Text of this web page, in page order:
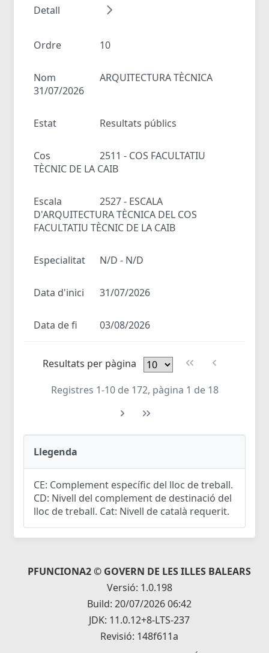
Detall
Ordre 10
Nom
ARQUITECTURA TÈCNICA
31/07/2026
Estat Resultats públics
Cos
2511 - COS FACULTATIU
TÈCNIC DE LA CAIB
Escala
2527 - ESCALA
D'ARQUITECTURA TÈCNICA DEL COS
FACULTATIU TÈCNIC DE LA CAIB
Especialitat N/D - N/D
Data d'inici 31/07/2026
Data de fi 03/08/2026
Resultats per pàgina
Registres 1-10 de 172, pàgina 1 de 18
Llegenda
CE: Complement específic del lloc de treball.
CD: Nivell del complement de destinació del
lloc de treball. Cat: Nivell de català requerit.
PFUNCIONA2 © GOVERN DE LES ILLES BALEARS
Versió: 1.0.198
Build: 20/07/2026 06:42
JDK: 11.0.12+8-LTS-237
Revisió: 148f611a